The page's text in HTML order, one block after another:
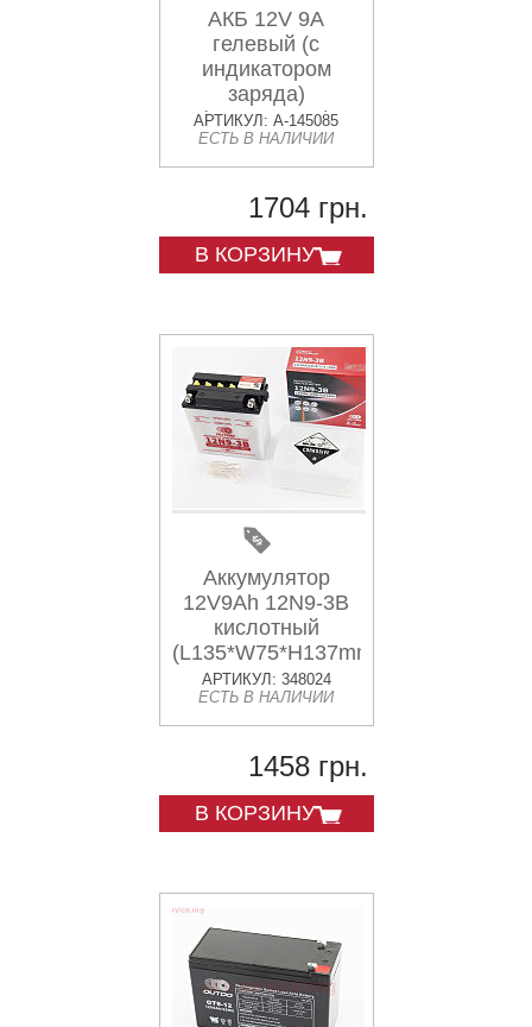
АКБ 12V 9А
гелевый (с
индикатором
заряда)
(151x86x106)
AMG-2
АРТИКУЛ: A-145085
ЕСТЬ В НАЛИЧИИ
1704 грн.
В КОРЗИНУ
Аккумулятор
12V9Ah 12N9-3B
кислотный
(L135*W75*H137mm)
"МОТО"
АРТИКУЛ: 348024
ЕСТЬ В НАЛИЧИИ
1458 грн.
В КОРЗИНУ